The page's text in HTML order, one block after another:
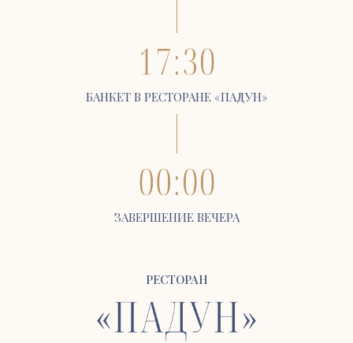
БАНКЕТ В РЕСТОРАНЕ «ПАДУН»
ЗАВЕРШЕНИЕ ВЕЧЕРА
РЕСТОРАН